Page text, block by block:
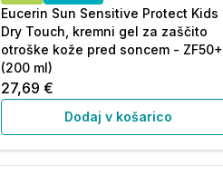
Eucerin Sun Sensitive Protect Kids
Dry Touch, kremni gel za zaščito
otroške kože pred soncem - ZF50+
(200 ml)
27,69 €
Dodaj v košarico